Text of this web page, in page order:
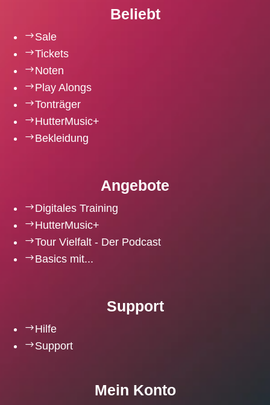
Beliebt
$Sale
$Tickets
$Noten
$Play Alongs
$Tonträger
$HutterMusic+
$Bekleidung
Angebote
$Digitales Training
$HutterMusic+
$Tour Vielfalt - Der Podcast
$Basics mit...
Support
$Hilfe
$Support
Mein Konto